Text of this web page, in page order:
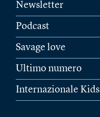
Newsletter
Podcast
Savage love
Ultimo numero
Internazionale Kids